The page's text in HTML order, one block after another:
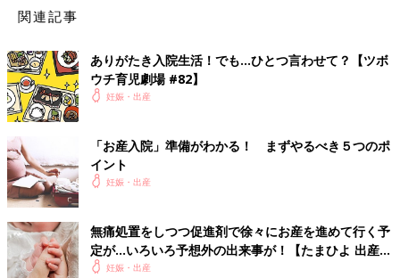
（たまひよONLINE編集部）
たまひよの出産準備
関連記事
ありがたき入院生活！でも…ひとつ言わせて？【ツボ
ウチ育児劇場 #82】
妊娠・出産
「お産入院」準備がわかる！ まずやるべき５つのポ
イント
妊娠・出産
無痛処置をしつつ促進剤で徐々にお産を進めて行く予
定が…いろいろ予想外の出来事が！【たまひよ 出産体
験談】妊娠・出産